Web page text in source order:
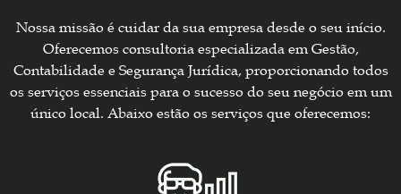
Nossa missão é cuidar da sua empresa desde o seu início.
Oferecemos consultoria especializada em Gestão,
Contabilidade e Segurança Jurídica, proporcionando todos
os serviços essenciais para o sucesso do seu negócio em um
único local. Abaixo estão os serviços que oferecemos: